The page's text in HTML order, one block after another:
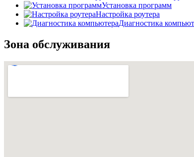
Установка программ
Настройка роутера
Диагностика
Зона обслуживания